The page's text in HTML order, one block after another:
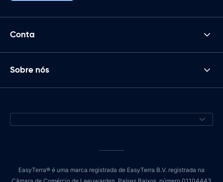
Conta
Sobre nós
EasyTerra® é uma marca registrada de EasyTerra B.V. registrada na